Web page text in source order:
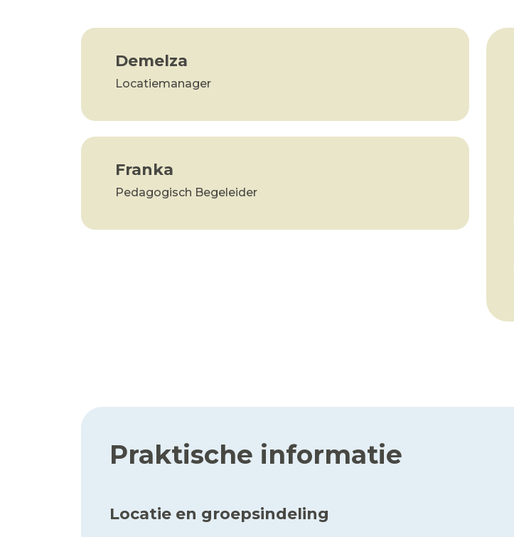
Demelza
Locatiemanager
Franka
Pedagogisch Begeleider
Praktische informatie
Locatie en groepsindeling